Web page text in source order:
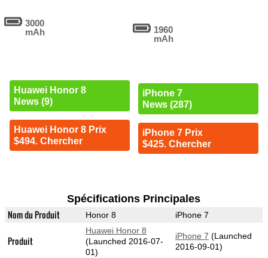
3000
mAh
Huawei Honor 8
News (9)
Huawei Honor 8 Prix
$494. Chercher
1960
mAh
iPhone 7
News (287)
iPhone 7 Prix
$425. Chercher
Spécifications Principales
Nom du Produit Honor 8 iPhone 7
Produit
Huawei Honor 8
(Launched 2016-07-
01)
iPhone 7 (Launched
2016-09-01)